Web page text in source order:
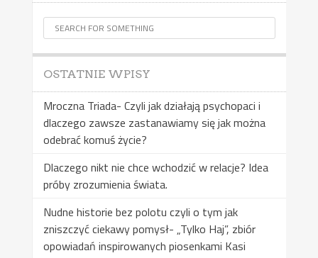
OSTATNIE WPISY
Mroczna Triada- Czyli jak działają psychopaci i
dlaczego zawsze zastanawiamy się jak można
odebrać komuś życie?
Dlaczego nikt nie chce wchodzić w relacje? Idea
próby zrozumienia świata.
Nudne historie bez polotu czyli o tym jak
zniszczyć ciekawy pomysł- „Tylko Haj”, zbiór
opowiadań inspirowanych piosenkami Kasi